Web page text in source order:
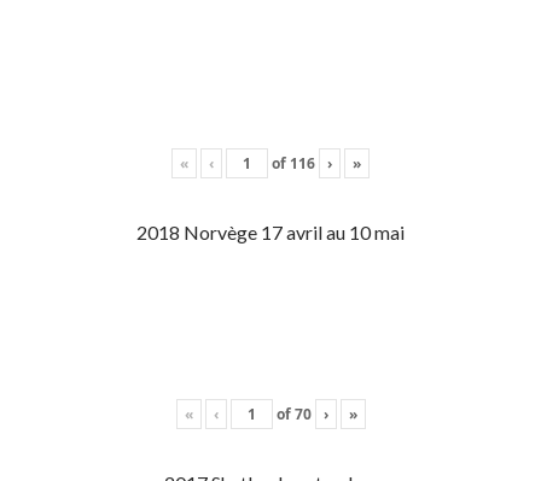
« ‹ of 116 › »
2018 Norvège 17 avril au 10 mai
« ‹ of70 › »